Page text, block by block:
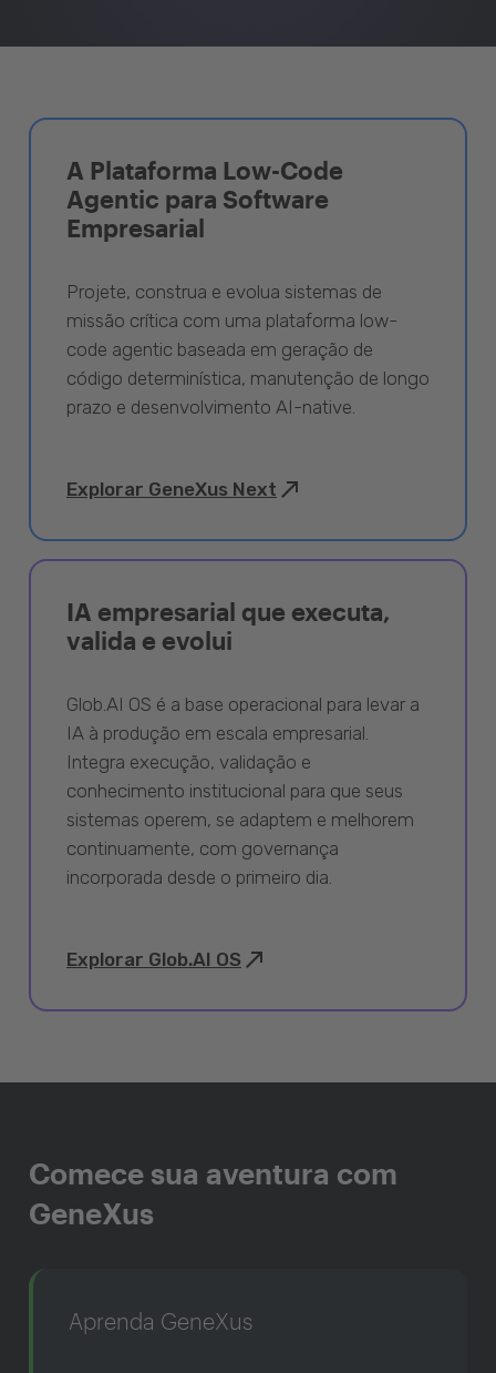
A Plataforma Low-Code
Agentic para Software
Empresarial
Projete, construa e evolua sistemas de
missão crítica com uma plataforma low-
code agentic baseada em geração de
código determinística, manutenção de longo
prazo e desenvolvimento AI-native.
Explorar GeneXus Next
IA empresarial que executa,
valida e evolui
Glob.AI OS é a base operacional para levar a
IA à produção em escala empresarial.
Integra execução, validação e
conhecimento institucional para que seus
sistemas operem, se adaptem e melhorem
continuamente, com governança
incorporada desde o primeiro dia.
Explorar Glob.AI OS
Comece sua aventura com
GeneXus
Aprenda GeneXus